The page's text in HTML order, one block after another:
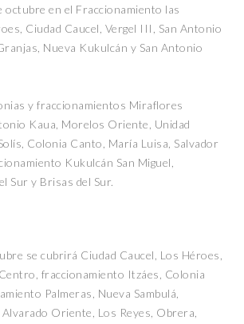
octubre en el Fraccionamiento las
Ciudad Caucel, Vergel III, San Antonio
Nueva Kukulcán y San Antonio
y fraccionamientos Miraflores
Kaua, Morelos Oriente, Unidad
Colonia Canto, María Luisa, Salvador
Kukulcán San Miguel,
Sur y Brisas del Sur.
se cubrirá Ciudad Caucel, Los Héroes,
fraccionamiento Itzáes, Colonia
Palmeras, Nueva Sambulá,
Oriente, Los Reyes, Obrera,